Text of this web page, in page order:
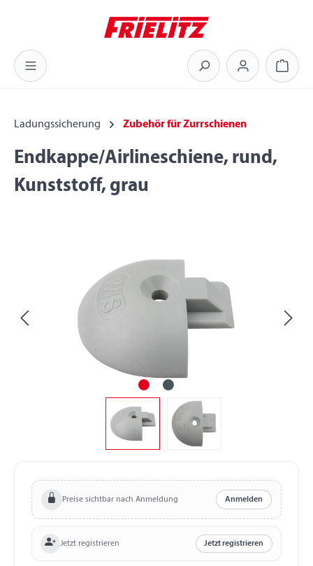
Zum Hauptinhalt springen
Ladungssicherung Zubehör für Zurrschienen
Endkappe/Airlineschiene, rund,
Kunststoff, grau
Preise sichtbar nach Anmeldung Anmelden
Jetzt registrieren Jetzt registrieren